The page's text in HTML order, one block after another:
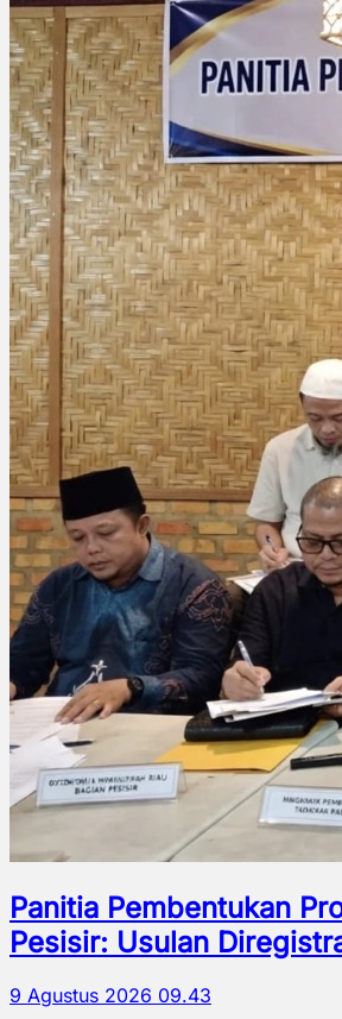
Panitia Pembentukan
Pesisir: Usulan
9 Agustus 2026 09.43